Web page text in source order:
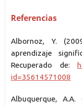
Referencias
Albornoz, Y.
aprendizaje
Recuperado de:
id=35614571008
Albuquerque,